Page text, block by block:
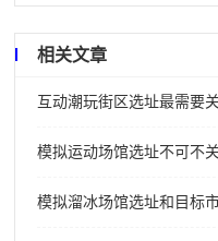
相关文章
互动潮玩街区选址最需要
模拟运动场馆选址不可不
模拟溜冰场馆选址和目标